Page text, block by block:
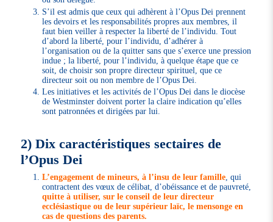
S’il est admis que ceux qui adhèrent à l’Opus Dei prennent
les devoirs et les responsabilités propres aux membres, il
faut bien veiller à respecter la liberté de l’individu. Tout
d’abord la liberté, pour l’individu, d’adhérer à
l’organisation ou de la quitter sans que s’exerce une pression
indue ; la liberté, pour l’individu, à quelque étape que ce
soit, de choisir son propre directeur spirituel, que ce
directeur soit ou non membre de l’Opus Dei.
Les initiatives et les activités de l’Opus Dei dans le diocèse
de Westminster doivent porter la claire indication qu’elles
sont patronnées et dirigées par lui.
2) Dix caractéristiques sectaires de
l’Opus Dei
L’engagement de mineurs, à l’insu de leur famille , qui
contractent des vœux de célibat, d’obéissance et de pauvreté,
quitte à utiliser, sur le conseil de leur directeur
ecclésiastique ou de leur supérieur laïc, le mensonge en
cas de questions des parents.